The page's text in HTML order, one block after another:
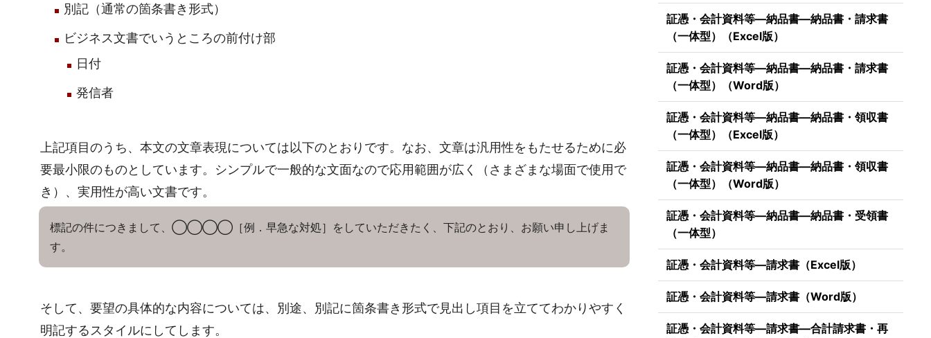
別記（通常の箇条書き形式）
ビジネス文書でいうところの前付け部
日付
発信者
上記項目のうち、本文の文章表現については以下のとおりです。なお、文章は汎用性をもたせるために必
要最小限のものとしています。シンプルで一般的な文面なので応用範囲が広く（さまざまな場面で使用で
き）、実用性が高い文書です。
標記の件につきまして、◯◯◯◯［例．早急な対処］をしていただきたく、下記のとおり、お願い申し上げま
す。
そして、要望の具体的な内容については、別途、別記に箇条書き形式で見出し項目を立ててわかりやすく
明記するスタイルにしてします。
証憑・会計資料等―納品書―納品書・請求書
（一体型）（Excel版）
証憑・会計資料等―納品書―納品書・請求書
（一体型）（Word版）
証憑・会計資料等―納品書―納品書・領収書
（一体型）（Excel版）
証憑・会計資料等―納品書―納品書・領収書
（一体型）（Word版）
証憑・会計資料等―納品書―納品書・受領書
（一体型）
証憑・会計資料等―請求書（Excel版）
証憑・会計資料等―請求書（Word版）
証憑・会計資料等―請求書―合計請求書・再